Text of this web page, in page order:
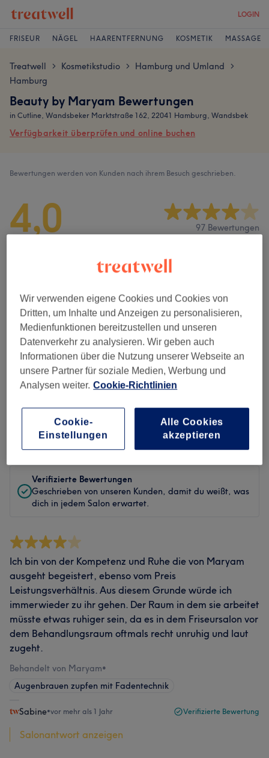
LOGIN
FRISEUR NÄGEL HAARENTFERNUNG KOSMETIK MASSAGE
Treatwell > Kosmetikstudio > Hamburg und Umland >
Hamburg
Beauty by Maryam Bewertungen
in Cutline, Wandsbeker Marktstraße 162, 22041 Hamburg, Wandsbek
Verfügbarkeit überprüfen und online buchen
Bewertungen werden von Kunden nach ihrem Besuch geschrieben.
4,0 97 Bewertungen
Service
Bewertungen filtern
Behandlung Alle Bewertungen
Bewertung Nach Sternen filtern
Verifizierte Bewertungen
Geschrieben von unseren Kunden, damit du weißt, was
dich in jedem Salon erwartet.
Ich bin von der Kompetenz und Ruhe die von Maryam
ausgeht begeistert, ebenso vom Preis
Leistungsverhältnis. Aus diesem Grunde würde ich
immerwieder zu ihr gehen. Der Raum in dem sie arbeitet
müsste etwas ruhiger sein, da es in dem Friseursalon vor
dem Behandlungsraum oftmals recht unruhig und laut
zugeht.
Behandelt von Maryam•
Augenbrauen zupfen mit Fadentechnik
Sabine•vor mehr als 1 Jahr Verifizierte Bewertung
Salonantwort anzeigen
Wir verwenden eigene Cookies und Cookies von
Dritten, um Inhalte und Anzeigen zu personalisieren,
Medienfunktionen bereitzustellen und unseren
Datenverkehr zu analysieren. Wir geben auch
Informationen über die Nutzung unserer Webseite an
unsere Partner für soziale Medien, Werbung und
Analysen weiter. Cookie-Richtlinien
Cookie-
Einstellungen
Alle Cookies
akzeptieren